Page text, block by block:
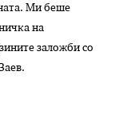
Ми беше
на
заложби со